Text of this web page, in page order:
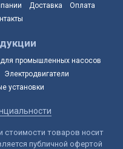
Доставка
Оплата
промышленных насосов
Электродвигатели
установки
стоимости товаров носит
публичной офертой